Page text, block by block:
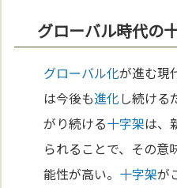
グローバル時代の
グローバル化が進む現
は今後も進化し続ける
がり続ける十字架は、
られることで、その意
能性が高い。 十字架が